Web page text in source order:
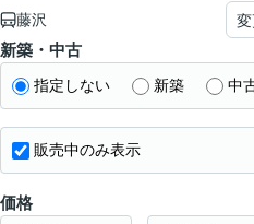
藤沢
新築・中古
指定しない 新築 中
販売中のみ表示
価格